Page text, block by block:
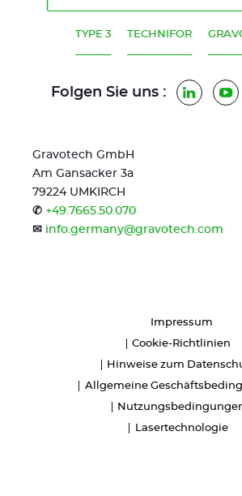
TYPE 3 TECHNIFOR
Folgen Sie uns :
Gravotech GmbH
Am Gansacker 3a
79224 UMKIRCH
✆ +49.7665.50.070
✉ info.germany@gravotech.com
Impressum
Cookie-Richtlinien
Hinweise zum
Allgemeine
Lasertechnologie